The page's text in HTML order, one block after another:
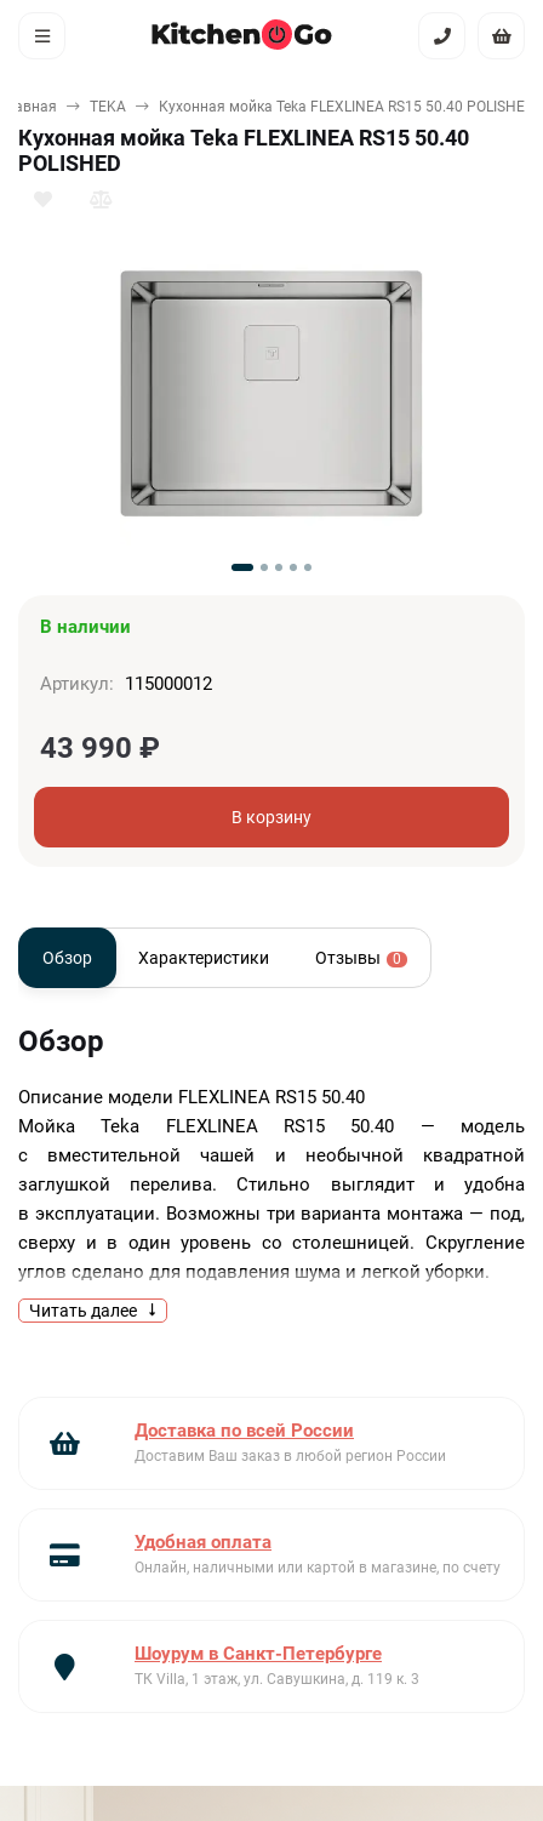
Главная TEKA Кухонная мойка Teka FLEXLINEA RS15 50.40 POLISHED
Кухонная мойка Teka FLEXLINEA RS15 50.40
POLISHED
В наличии
Артикул: 115000012
43 990 ₽
В корзину
Обзор Характеристики Отзывы 0
Обзор
Описание модели FLEXLINEA RS15 50.40
Мойка Teka FLEXLINEA RS15 50.40 — модель
с вместительной чашей и необычной квадратной
заглушкой перелива. Стильно выглядит и удобна
в эксплуатации. Возможны три варианта монтажа — под,
сверху и в один уровень со столешницей. Скругление
углов сделано для подавления шума и легкой уборки.
POLISHED — блестящая, гладкая поверхность, легко
Нержавеющая сталь
3 варианта установки
Читать далее
Доставка по всей России
Доставим Ваш заказ в любой регион России
Удобная оплата
Онлайн, наличными или картой в магазине, по счету
Шоурум в Санкт-Петербурге
ТК Villa, 1 этаж, ул. Савушкина, д. 119 к. 3